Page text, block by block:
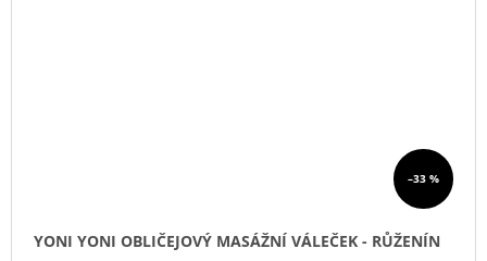
–33 %
YONI YONI OBLIČEJOVÝ MASÁŽNÍ VÁLEČEK - RŮŽENÍN